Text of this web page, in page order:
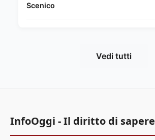
Scenico
Vedi tutti
InfoOggi - Il diritto di sapere